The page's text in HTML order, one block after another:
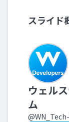
スライド
ウェル
ム